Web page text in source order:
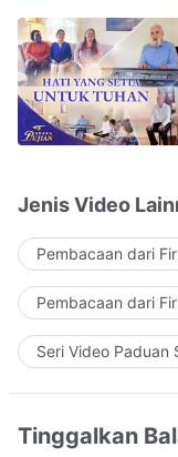
Jenis Video
Pembacaan dari
Pembacaan dari
Seri Video Paduan
Tinggalkan